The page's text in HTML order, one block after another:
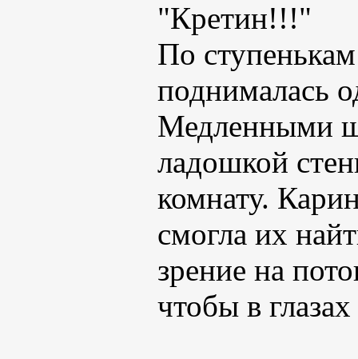
"Кретин!!!"
По
поднималась
Медленными
ладошкой
комнату.
смогла их
зрение на
чтобы в